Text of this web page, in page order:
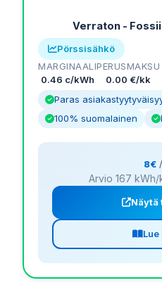
Verraton -
Pörssisähkö
MARGINAALI
0.46 c/kWh
PERUSMAKSU
0.00 €/kk
Paras
100% suomalainen
8€
Arvio 167
Näytä
Lue